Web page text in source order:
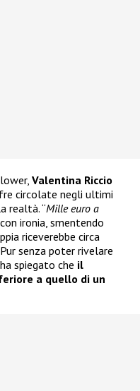
Valentina Riccio
circolate negli ultimi
realtà. “Mille euro a
ironia, smentendo
riceverebbe circa
senza poter rivelare
spiegato che il
a quello di un